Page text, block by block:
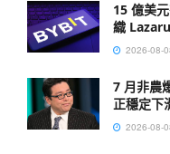
15 億美
織
2026-08-
7 月非農
正穩定下
2026-08-